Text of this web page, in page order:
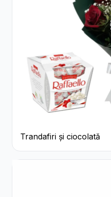
Trandafiri și ciocolată